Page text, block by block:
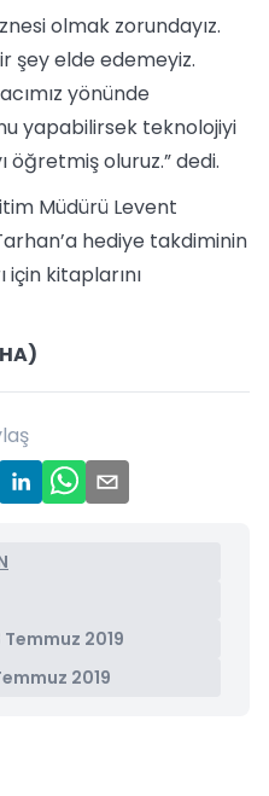
olmak zorundayız.
şey elde edemeyiz.
yönünde
yapabilirsek teknolojiyi
öğretmiş oluruz.” dedi.
Müdürü Levent
hediye takdiminin
için kitaplarını
Temmuz 2019
2019